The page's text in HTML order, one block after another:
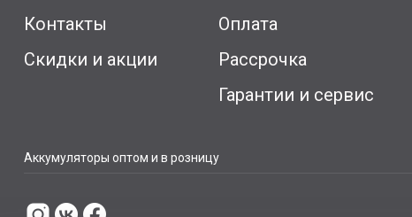
Контакты
Скидки и акции
Оплата
Рассрочка
Гарантии и сервис
Аккумуляторы оптом и в розницу